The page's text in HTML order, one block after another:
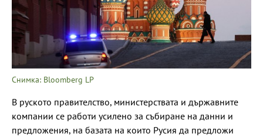
Снимка: Bloomberg LP
В руското правителство, министерствата и държавните
компании се работи усилено за събиране на данни и
предложения, на базата на които Русия да предложи